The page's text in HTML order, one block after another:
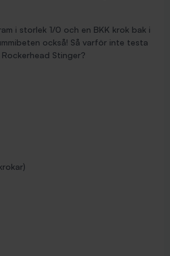
i storlek 1/0 och en BKK krok bak i
också! Så varför inte testa
Stinger?